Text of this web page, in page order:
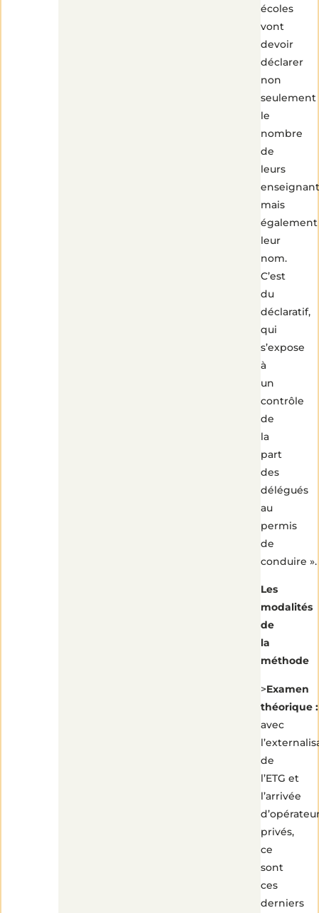
écoles
vont
devoir
déclarer
non
seulement
le
nombre
de
leurs
mais
également
leur
nom.
C’est
du
déclaratif,
qui
s’expose
à
un
contrôle
de
la
part
des
délégués
au
permis
de
conduire ».
Les
modalités
de
la
méthode
>Examen
théorique :
avec
de
l’ETG et
l’arrivée
privés,
ce
sont
ces
derniers